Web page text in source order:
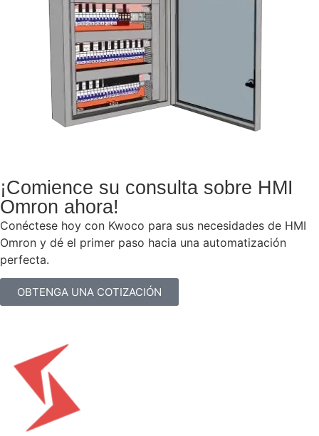
¡Comience su consulta sobre HMI
Omron ahora!
Conéctese hoy con Kwoco para sus necesidades de HMI
Omron y dé el primer paso hacia una automatización
perfecta.
OBTENGA UNA COTIZACIÓN